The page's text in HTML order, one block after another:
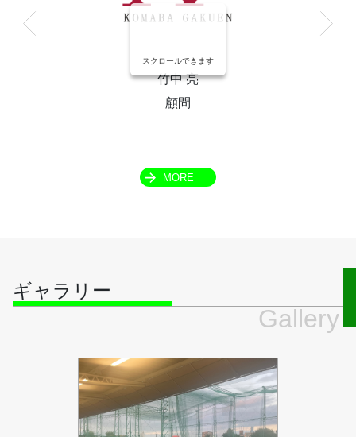
竹中 亮
顧問
スクロールできます
MORE
ギャラリー
Gallery